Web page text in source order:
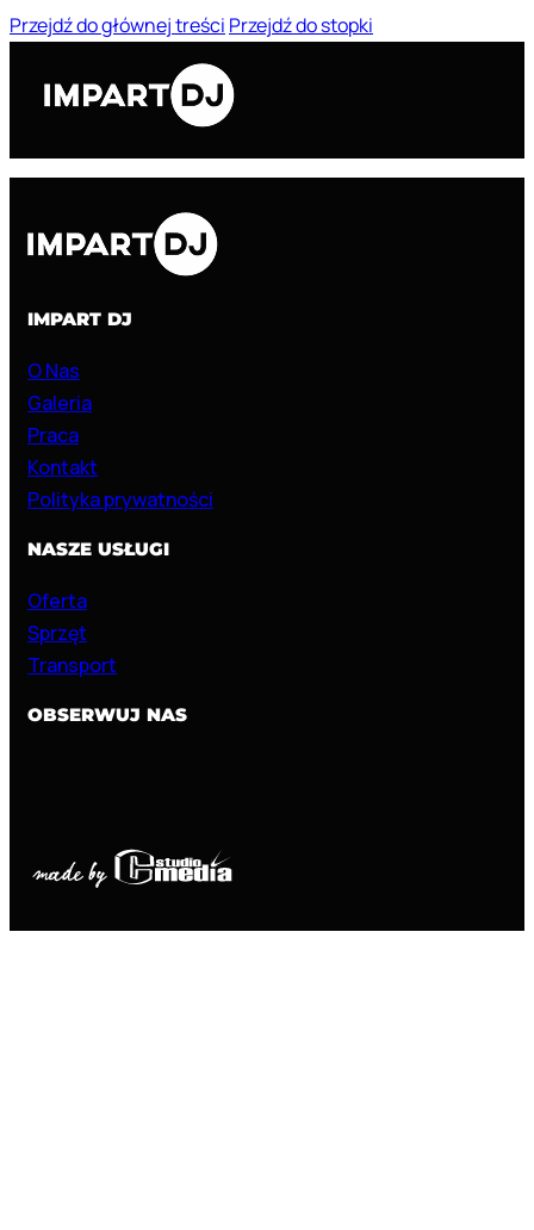
Przejdź do głównej treści Przejdź do stopki
IMPART DJ
O Nas
Galeria
Praca
Kontakt
Polityka prywatności
NASZE USŁUGI
Oferta
Sprzęt
Transport
OBSERWUJ NAS